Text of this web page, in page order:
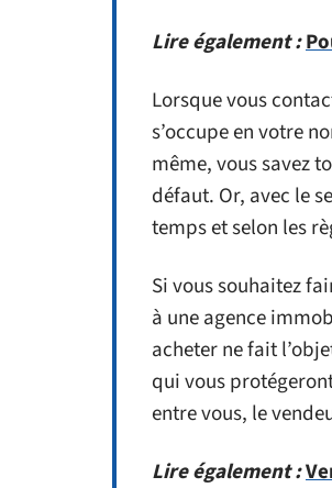
Lire également :
Lorsque vous
s’occupe en votre
même, vous savez
défaut. Or, avec le
temps et selon les
Si vous souhaitez
à une agence
acheter ne fait
qui vous
entre vous, le
Lire également :